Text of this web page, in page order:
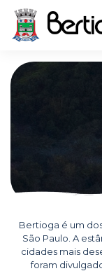
Bertioga é um
São Paulo. A
cidades mais
foram